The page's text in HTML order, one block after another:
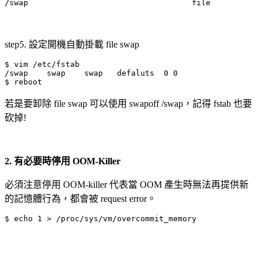
step5. 設定開機自動掛載 file swap
$ vim /etc/fstab
/swap    swap    swap   defaluts  0 0
$ reboot
若是要卸除 file swap 可以使用 swapoff /swap，記得 fstab 也要
砍掉!
2. 有必要時停用 OOM-Killer
必須注意停用 OOM-killer 代表當 OOM 產生時無法再提供新
的記憶體行為，都會被 request error。
$ echo 1 > /proc/sys/vm/overcommit_memory